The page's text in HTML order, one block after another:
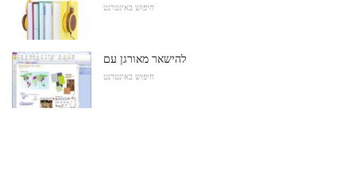
חיפוש באינטרנט
להישאר מאורגן עם
חיפוש באינטרנט